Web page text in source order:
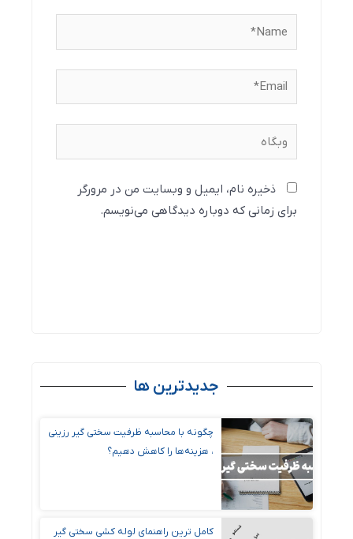
Email*
وبگاه
ذخیره نام، ایمیل و وبسایت من در مرورگر
برای زمانی که دوباره دیدگاهی می‌نویسم.
جدیدترین ها
چگونه با محاسبه ظرفیت سختی گیر رزینی
، هزینه‌ها را کاهش دهیم؟
کامل ترین راهنمای لوله کشی سختی گیر